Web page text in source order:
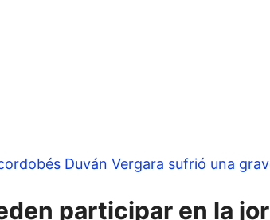
Duván Vergara sufrió una
participar en la